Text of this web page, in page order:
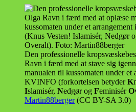
Den professionelle
Ravn i færd med at stave sig
manualen til kussomaten under et
KVINFO (forkortelsen betyderK
Islamisér, Nedgør og FeminisérO
Martin88berger(CC BY-SA 3.0)